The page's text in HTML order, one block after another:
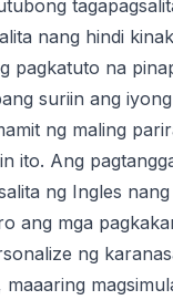
nang hindi
pagkatuto na
suriin ang
ng maling
ito. Ang
ng Ingles
ang mga
ng